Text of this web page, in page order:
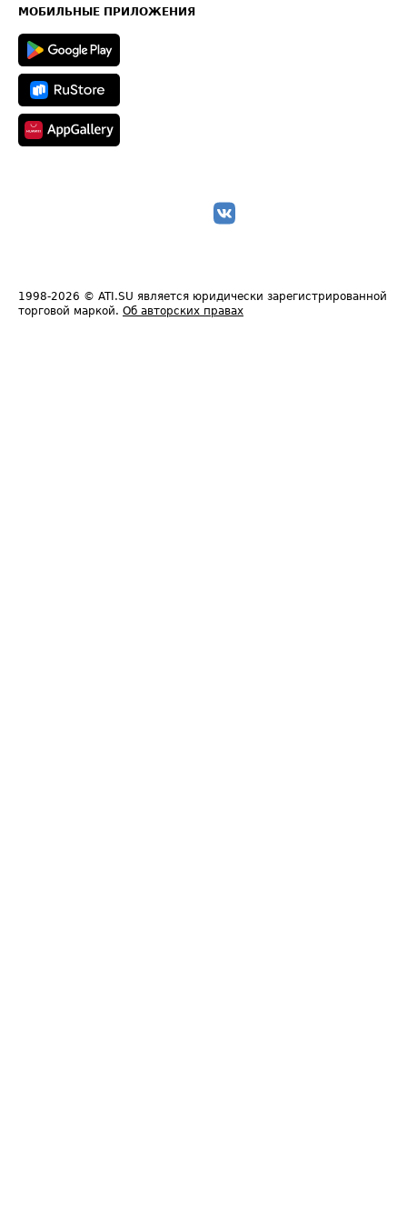
Техническая информация
МОБИЛЬНЫЕ ПРИЛОЖЕНИЯ
1998-2026 © ATI.SU является юридически зарегистрированной
торговой маркой. Об авторских правах